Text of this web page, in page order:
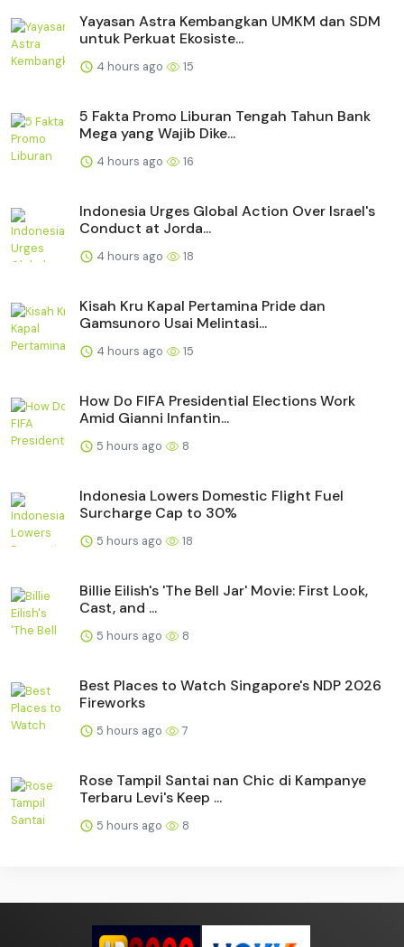
Yayasan Astra Kembangkan UMKM dan SDM
untuk Perkuat Ekosiste...
4 hours ago 15
5 Fakta Promo Liburan Tengah Tahun Bank
Mega yang Wajib Dike...
4 hours ago 16
Indonesia Urges Global Action Over Israel's
Conduct at Jorda...
4 hours ago 18
Kisah Kru Kapal Pertamina Pride dan
Gamsunoro Usai Melintasi...
4 hours ago 15
How Do FIFA Presidential Elections Work
Amid Gianni Infantin...
5 hours ago 8
Indonesia Lowers Domestic Flight Fuel
Surcharge Cap to 30%
5 hours ago 18
Billie Eilish's 'The Bell Jar' Movie: First Look,
Cast, and ...
5 hours ago 8
Best Places to Watch Singapore's NDP 2026
Fireworks
5 hours ago 7
Rose Tampil Santai nan Chic di Kampanye
Terbaru Levi's Keep ...
5 hours ago 8